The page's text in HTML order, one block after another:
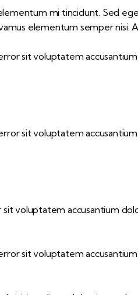
mi tincidunt. Sed
elementum semper
sit voluptatem
sit voluptatem
voluptatem accusantium
sit voluptatem